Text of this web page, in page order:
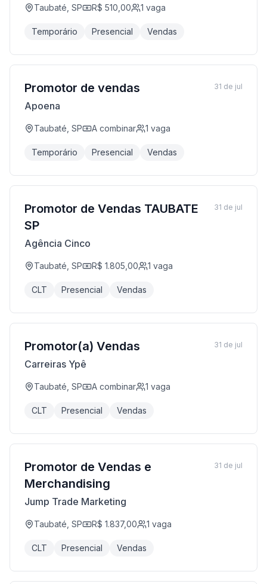
Taubaté, SP R$ 510,00 1 vaga
Temporário Presencial Vendas
Promotor de vendas
Apoena
Taubaté, SP A combinar 1 vaga
Temporário Presencial Vendas
31 de jul
Promotor de Vendas TAUBATE
SP
Agência Cinco
Taubaté, SP R$ 1.805,00 1 vaga
CLT Presencial Vendas
31 de jul
Promotor(a) Vendas
Carreiras Ypê
Taubaté, SP A combinar 1 vaga
CLT Presencial Vendas
31 de jul
Promotor de Vendas e
Merchandising
Jump Trade Marketing
Taubaté, SP R$ 1.837,00 1 vaga
CLT Presencial Vendas
31 de jul